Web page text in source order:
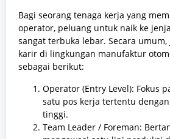
Bagi seorang tenaga kerja yang
operator, peluang untuk naik ke
sangat terbuka lebar. Secara
karir di lingkungan manufaktur
sebagai berikut:
Operator (Entry Level): Fokus
satu pos kerja tertentu
tinggi.
Team Leader / Foreman: